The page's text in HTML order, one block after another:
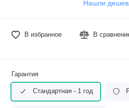
Нашли
В избранное В
Гарантия
Стандартная - 1 год